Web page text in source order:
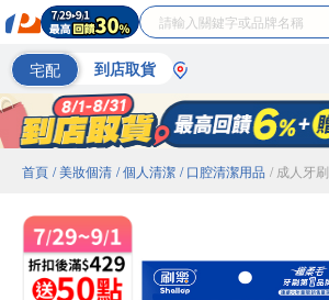
宅配 到店取貨
首頁 / 美妝個清 / 個人清潔 / 口腔清潔用品 / 成人牙刷